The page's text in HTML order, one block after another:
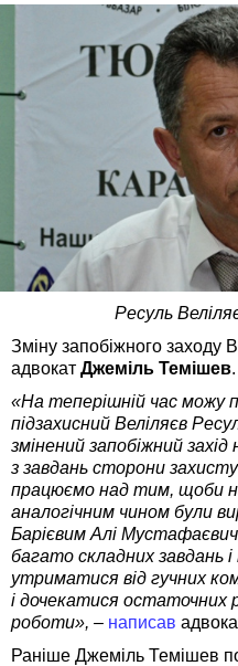
Ресуль
Зміну запобіжного заходу
адвокат Джеміль Темішев.
«На теперішній час можу
підзахисний Веліляєв
змінений запобіжний
з завдань сторони
працюємо над тим, щоби
аналогічним чином були
Барієвим Алі
багато складних завдань
утриматися від гучних
і дочекатися остаточних
роботи», – написав
Раніше Джеміль Темішев